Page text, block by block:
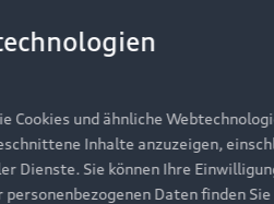
und ähnliche
Inhalte anzuzeigen,
Dienste. Sie können Ihre
Daten finden